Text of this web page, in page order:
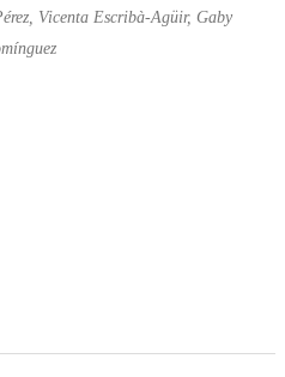
Vicenta Escribà-Agüir, Gaby